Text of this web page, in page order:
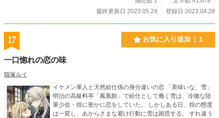
最終更新日 2023.05.24
登録日 2023.04.28
17 お気に入り追加 1
一口惚れの恋の味
猫塚ルイ
イケメン軍人と天然給仕係の身分違いの恋 「美味いな、雪」
明治の高級料亭「鳳凰館」で給仕として働く雪は、冷徹な陸
軍少佐・煌に密かに恋をしていた。 しかしある日、煌の態度
は一変し、あからさまな避け行動に雪は困惑する。 すれ違う